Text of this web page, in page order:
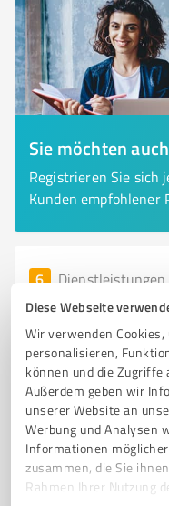
Diese Webseite
Wir verwenden
personalisieren,
können und die Zugriffe
Außerdem geben wir
unserer Website an
Werbung und Analysen
Informationen
zusammen, die Sie
Rahmen Ihrer Nutzung
Sie möchten
Registrieren Sie sich
Kunden empfohlener
6 Dienstleistungen
Getränke-König
Getränke-König: Ihr
für Gastronomie und
GETRÄNKELIEFERANT
GASTRONOMIE
MINERALWASSER
FAMILIENBETRIEB GEFAKO